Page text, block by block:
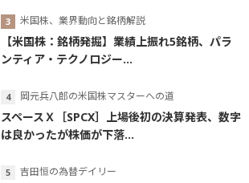
米国株、業界動向と銘柄解説
【米国株：銘柄発掘】業績上振れ5銘柄、パラ
ンティア・テクノロジー...
岡元兵八郎の米国株マスターへの道
スペースＸ［SPCX］上場後初の決算発表、数字
は良かったが株価が下落...
吉田恒の為替デイリー